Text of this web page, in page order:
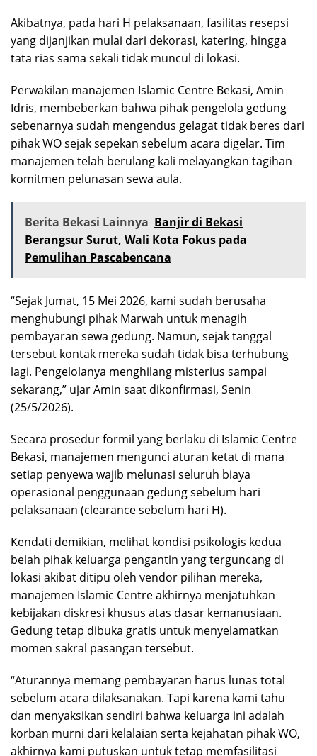
Akibatnya, pada hari H pelaksanaan, fasilitas resepsi
yang dijanjikan mulai dari dekorasi, katering, hingga
tata rias sama sekali tidak muncul di lokasi.
Perwakilan manajemen Islamic Centre Bekasi, Amin
Idris, membeberkan bahwa pihak pengelola gedung
sebenarnya sudah mengendus gelagat tidak beres dari
pihak WO sejak sepekan sebelum acara digelar. Tim
manajemen telah berulang kali melayangkan tagihan
komitmen pelunasan sewa aula.
Berita Bekasi Lainnya Banjir di Bekasi
Berangsur Surut, Wali Kota Fokus pada
Pemulihan Pascabencana
“Sejak Jumat, 15 Mei 2026, kami sudah berusaha
menghubungi pihak Marwah untuk menagih
pembayaran sewa gedung. Namun, sejak tanggal
tersebut kontak mereka sudah tidak bisa terhubung
lagi. Pengelolanya menghilang misterius sampai
sekarang,” ujar Amin saat dikonfirmasi, Senin
(25/5/2026).
Secara prosedur formil yang berlaku di Islamic Centre
Bekasi, manajemen mengunci aturan ketat di mana
setiap penyewa wajib melunasi seluruh biaya
operasional penggunaan gedung sebelum hari
pelaksanaan (clearance sebelum hari H).
Kendati demikian, melihat kondisi psikologis kedua
belah pihak keluarga pengantin yang terguncang di
lokasi akibat ditipu oleh vendor pilihan mereka,
manajemen Islamic Centre akhirnya menjatuhkan
kebijakan diskresi khusus atas dasar kemanusiaan.
Gedung tetap dibuka gratis untuk menyelamatkan
momen sakral pasangan tersebut.
“Aturannya memang pembayaran harus lunas total
sebelum acara dilaksanakan. Tapi karena kami tahu
dan menyaksikan sendiri bahwa keluarga ini adalah
korban murni dari kelalaian serta kejahatan pihak WO,
akhirnya kami putuskan untuk tetap memfasilitasi